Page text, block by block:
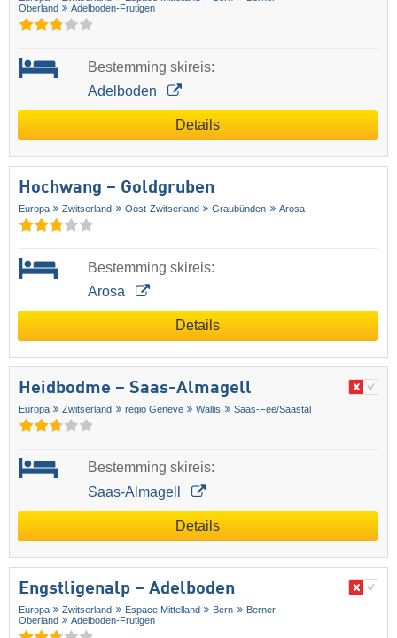
Oberland
Adelboden-Frutigen
Bestemming skireis:
Adelboden
Details
Hochwang – Goldgruben
Europa Zwitserland Oost-Zwitserland Graubünden Arosa
Bestemming skireis:
Arosa
Details
Heidbodme – Saas-Almagell
Europa Zwitserland regio Geneve Wallis Saas-Fee/​Saastal
Bestemming skireis:
Saas-Almagell
Details
Engstligenalp – Adelboden
Europa Zwitserland Espace Mittelland Bern
Berner
Oberland
Adelboden-Frutigen